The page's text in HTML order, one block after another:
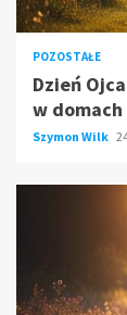
POZOSTAŁE
Dzień
w domach
Szymon Wilk